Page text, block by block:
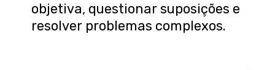
objetiva, questionar suposições e
resolver problemas complexos.